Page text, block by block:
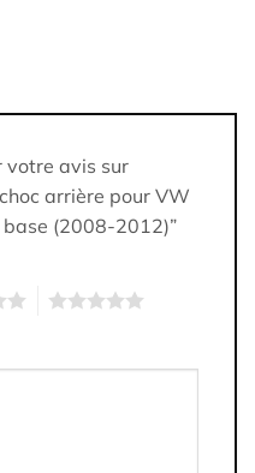
votre avis sur
arrière pour VW
(2008-2012)”